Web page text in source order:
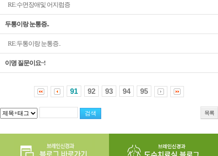
RE:수면장애및 어지럼증
두통이랑 눈통증..
RE:두통이랑 눈통증..
이명 질문이요~!
91 92 93 94 95
목록